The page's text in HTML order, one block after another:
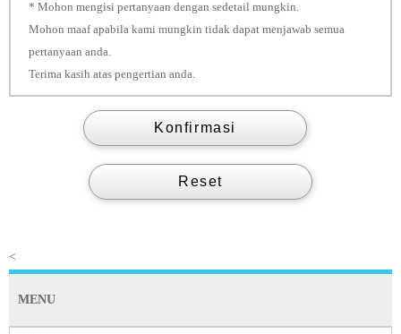
* Mohon mengisi pertanyaan dengan sedetail mungkin.
Mohon maaf apabila kami mungkin tidak dapat menjawab semua
pertanyaan anda.
Terima kasih atas pengertian anda.
<
MENU